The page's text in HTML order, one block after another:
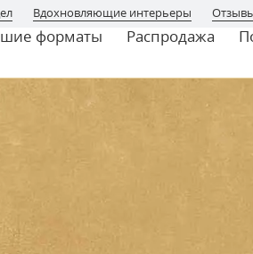
Вдохновляющие интерьеры
форматы Распродажа